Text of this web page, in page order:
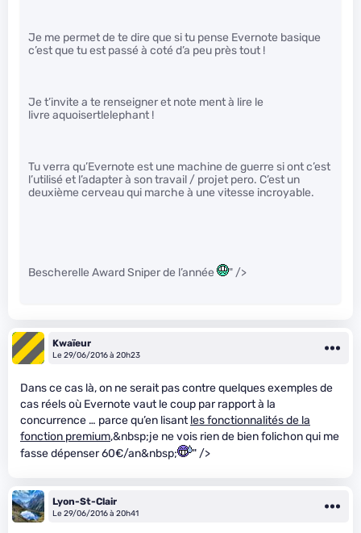
Je me permet de te dire que si tu pense Evernote basique
c’est que tu est passé à coté d’a peu près tout !
Je t’invite a te renseigner et note ment à lire le
livre aquoisertlelephant !
Tu verra qu’Evernote est une machine de guerre si ont c’est
l’utilisé et l’adapter à son travail / projet pero. C’est un
deuxième cerveau qui marche à une vitesse incroyable.
Bescherelle Award Sniper de l’année " />
Kwaïeur
Le 29/06/2016 à 20h23
Dans ce cas là, on ne serait pas contre quelques exemples de
cas réels où Evernote vaut le coup par rapport à la
concurrence … parce qu’en lisantles fonctionnalités de la
fonction premium,&nbsp;je ne vois rien de bien folichon qui me
fasse dépenser 60€/an&nbsp;
" />
Lyon-St-Clair
Le 29/06/2016 à 20h41